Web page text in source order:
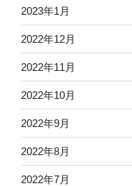
2023年1月
2022年12月
2022年11月
2022年10月
2022年9月
2022年8月
2022年7月